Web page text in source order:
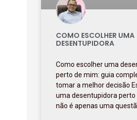
COMO ESCOLHER UMA
DESENTUPIDORA
Como escolher uma
perto de mim: guia
tomar a melhor decisão
uma desentupidora perto
não é apenas uma